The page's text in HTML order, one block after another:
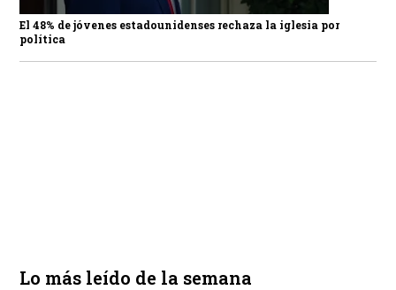
El 48% de jóvenes estadounidenses rechaza la iglesia por
política
Lo más leído de la semana